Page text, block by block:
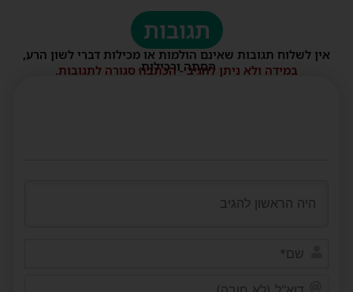
תגובות
אין לשלוח תגובות שאינם הולמות או מכילות דברי לשון הרע,
הסתה ורכילות.
במידה ולא ניתן להגיב - הכתבה סגורה לתגובות.